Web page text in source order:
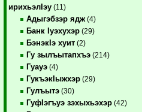
ирихьэлIэу (11)
Адыгэбзэр ядж (4)
Банк Iуэхухэр (29)
БэнэкIэ хуит (2)
Гу зылъытапхъэ (214)
Гуауэ (4)
ГукъэкIыжхэр (29)
Гулъытэ (30)
ГуфIэгъуэ зэхыхьэхэр (42)